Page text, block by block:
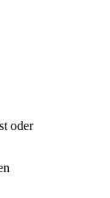
oder